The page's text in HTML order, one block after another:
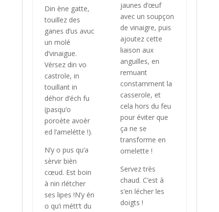
Din ène gatte,
touillez des
ganes d’us avuc
un molé
d’vinaigue.
Vérsez din vo
castrole, in
touillant in
déhor d’éch fu
(pasqu’o
poroète avoèr
ed l’amelétte !).
N’y o pus qu’a
sèrvir bièn
cœud. Est boin
à nin rlétcher
ses lipes !N’y én
o qu’i métt’t du
jaunes d’œuf
avec un soupçon
de vinaigre, puis
ajoutez cette
liaison aux
anguilles, en
remuant
constamment la
casserole, et
cela hors du feu
pour éviter que
ça ne se
transforme en
omelette !
Servez très
chaud. C’est à
s’en lécher les
doigts !